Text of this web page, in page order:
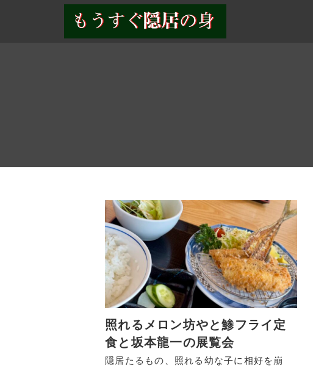
照れるメロン坊やと鯵フライ定
食と坂本龍一の展覧会
隠居たるもの、照れる幼な子に相好を崩